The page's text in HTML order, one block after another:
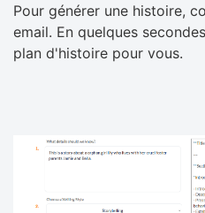
Pour générer une histoire,
email. En quelques
plan d'histoire pour vous.